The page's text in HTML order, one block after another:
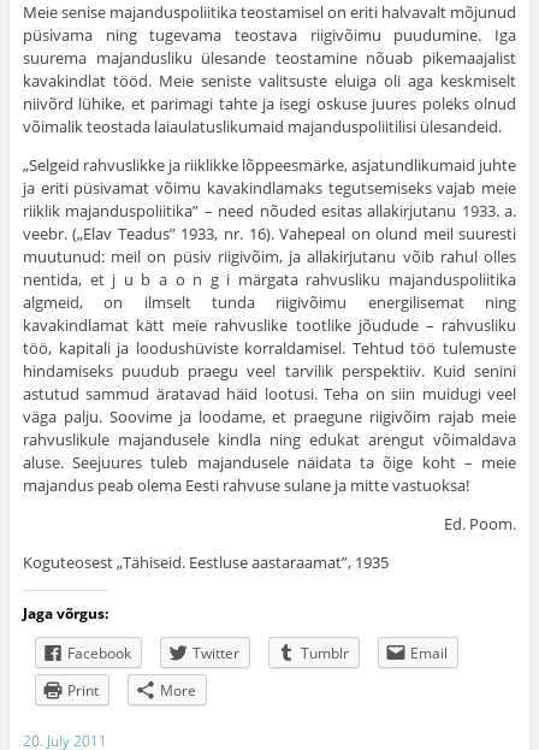
Meie senise majanduspoliitika teostamisel on eriti halvavalt mõjunud
püsivama ning tugevama teostava riigivõimu puu­dumine. Iga
suurema majandusliku ülesande teostamine nõuab pikemaajalist
kavakindlat tööd. Meie seniste valit­suste eluiga oli aga keskmiselt
niivõrd lühike, et parimagi tahte ja isegi oskuse juures poleks olnud
võimalik teostada laiaula­tuslikumaid majanduspoliitilisi ülesandeid.
„Selgeid rahvuslikke ja riiklikke lõppees­märke, asjatundlikumaid juhte
ja eriti püsi­vamat võimu kavakindlamaks tegutsemiseks vajab meie
riiklik majanduspoliitika” – need nõu­ded esitas allakirjutanu 1933. a.
veebr. („Elav Teadus” 1933, nr. 16). Vahepeal on olund meil suuresti
muutunud: meil on püsiv riigivõim, ja allakirjutanu võib rahul olles
nentida, et j u b a o n g i märgata rahvusliku majanduspoliitika
algmeid, on ilmselt tunda riigivõimu energilisemat ning
kavakindlamat kätt meie rahvuslike tootlike jõudude – rahvusliku
töö, kapi­tali ja loodushüviste korraldamisel. Tehtud töö tulemuste
hinda­miseks puudub praegu veel tarvilik perspektiiv. Kuid senini
astutud sammud äratavad häid lootusi. Teha on siin muidugi veel
väga palju. Soovime ja loodame, et praegune riigivõim rajab meie
rahvuslikule majandusele kindla ning edukat arengut võimaldava
aluse. Seejuures tuleb majandusele näidata ta õige koht – meie
majandus peab olema Eesti rahvuse sulane ja mitte vastuoksa!
Ed. Poom.
Koguteosest „Tähiseid. Eestluse aastaraamat”, 1935
Jaga võrgus:
Facebook
Twitter Tumblr
Email
Print
More
20. July 2011